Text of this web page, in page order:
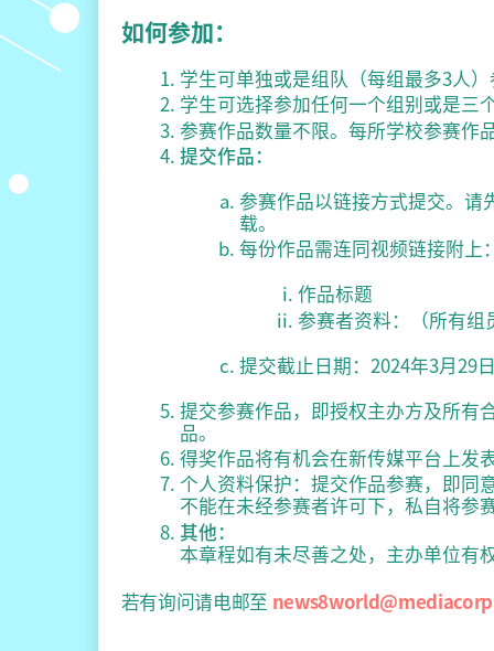
如何参加：
学生可单独或是组队（每组最多3人
学生可选择参加任何一个组别或是三
参赛作品数量不限。每所学校参赛作
提交作品：
参赛作品以链接方式提交。
载。
每份作品需连同视频链接附上
作品标题
参赛者资料：（所有
提交截止日期：2024年3月29
提交参赛作品，即授权主办方及所有
品。
得奖作品将有机会在新传媒平台上发
个人资料保护：提交作品参赛，即同
不能在未经参赛者许可下，私自将参
其他：
本章程如有未尽善之处，主办单位有
若有询问请电邮至